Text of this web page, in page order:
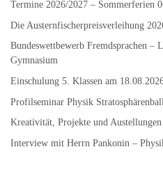
Termine 2026/2027 – Sommerferien
Die Austernfischer­preisverleihung
Bundeswett­bewerb Fremdsprachen –
Gymnasium
Einschulung 5. Klassen am
Profilseminar Physik
Kreativität, Projekte und
Interview mit Herrn Pankonin –